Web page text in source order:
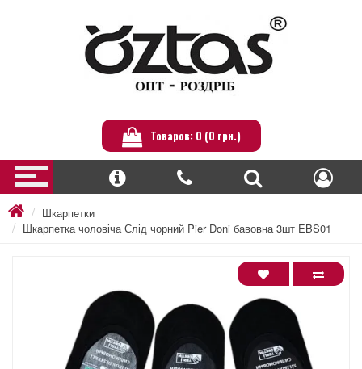
Товаров: 0 (0 грн.)
Шкарпетки
Шкарпетка чоловіча Слід чорний Pier Doni бавовна 3шт EBS01